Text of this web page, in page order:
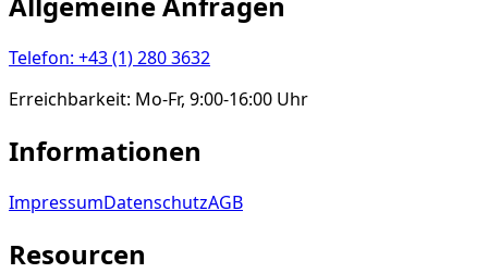
Telefon: +43 (1) 280 3632
Erreichbarkeit: Mo-Fr, 9:00-16:00 Uhr
Informationen
ImpressumDatenschutzAGB
Resourcen